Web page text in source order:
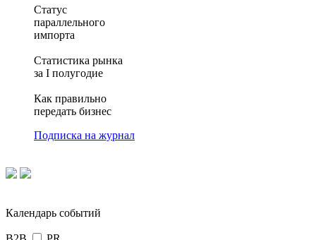
Статус
параллельного
импорта
Статистика рынка
за I полугодие
Как правильно
передать бизнес
Подписка на журнал
Календарь событий